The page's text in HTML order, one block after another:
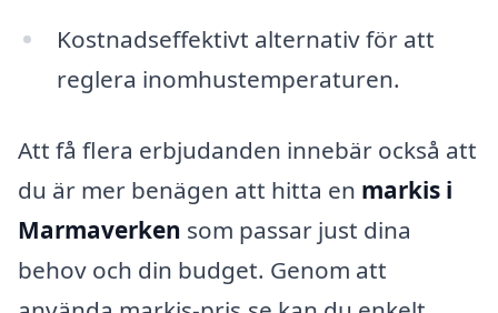
Kostnadseffektivt alternativ för att
reglera inomhustemperaturen.
Att få flera erbjudanden innebär också att
du är mer benägen att hitta en markis i
Marmaverken som passar just dina
behov och din budget. Genom att